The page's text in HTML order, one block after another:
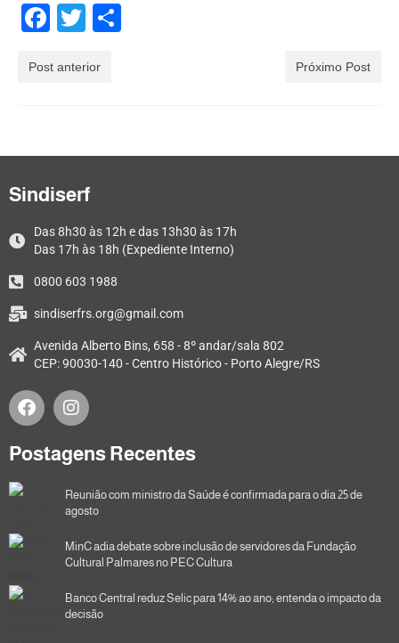
Facebook
Twitter
Post anterior Próximo Post
Sindiserf
Das 8h30 às 12h e das 13h30 às 17h
Das 17h às 18h (Expediente Interno)
0800 603 1988
sindiserfrs.org@gmail.com
Avenida Alberto Bins, 658 - 8º andar/sala 802
CEP: 90030-140 - Centro Histórico - Porto Alegre/RS
Postagens Recentes
Reunião com ministro da Saúde é confirmada para o dia 25 de
agosto
MinC adia debate sobre inclusão de servidores da Fundação
Cultural Palmares no PEC Cultura
Banco Central reduz Selic para 14% ao ano; entenda o impacto da
decisão